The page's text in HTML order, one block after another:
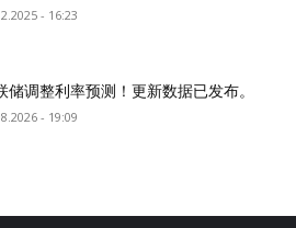
- 16:23
储调整利率预测！更新数据已发布。
- 19:09